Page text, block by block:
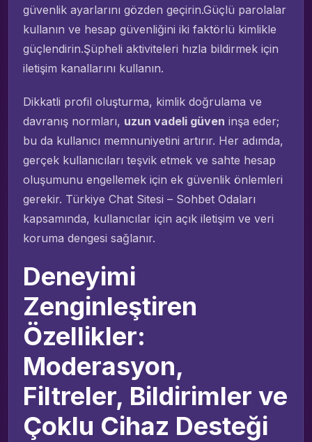
güvenlik ayarlarını gözden geçirin.Güçlü parolalar
kullanın ve hesap güvenliğini iki faktörlü kimlikle
güçlendirin.Şüpheli aktiviteleri hızla bildirmek için
iletişim kanallarını kullanın.
Dikkatli profil oluşturma, kimlik doğrulama ve
davranış normları, uzun vadeli güven inşa eder;
bu da kullanıcı memnuniyetini artırır. Her adımda,
gerçek kullanıcıları teşvik etmek ve sahte hesap
oluşumunu engellemek için ek güvenlik önlemleri
gerekir. Türkiye Chat Sitesi – Sohbet Odaları
kapsamında, kullanıcılar için açık iletişim ve veri
koruma dengesi sağlanır.
Deneyimi
Zenginleştiren
Özellikler:
Moderasyon,
Filtreler, Bildirimler ve
Çoklu Cihaz Desteği